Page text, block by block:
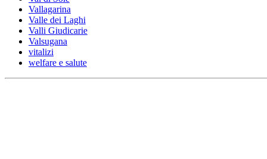
Vallagarina
Valle dei Laghi
Valli Giudicarie
Valsugana
vitalizi
welfare e salute